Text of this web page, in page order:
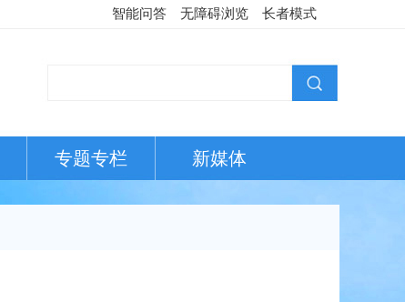
智能问答 无障碍浏览 长者模式
专题专栏 新媒体